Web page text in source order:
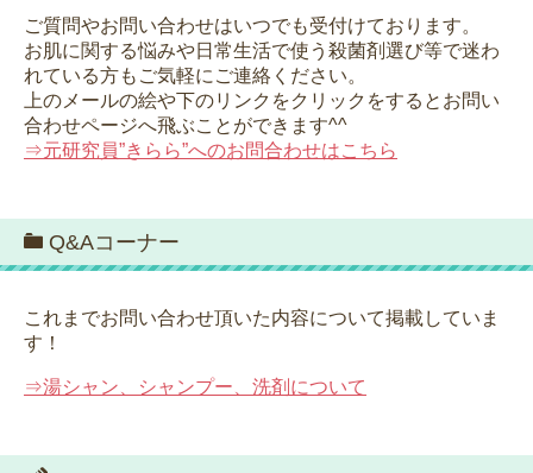
ご質問やお問い合わせはいつでも受付けております。
お肌に関する悩みや日常生活で使う殺菌剤選び等で迷わ
れている方もご気軽にご連絡ください。
上のメールの絵や下のリンクをクリックをするとお問い
合わせページへ飛ぶことができます^^
⇒元研究員”きらら”へのお問合わせはこちら
Q&Aコーナー
これまでお問い合わせ頂いた内容について掲載していま
す！
⇒湯シャン、シャンプー、洗剤について